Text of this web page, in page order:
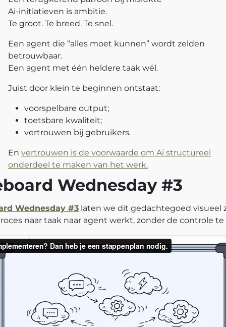
Ai‑initiatieven is ambitie.
Te groot. Te breed. Te snel.
Een agent die “alles moet kunnen” wordt zelden
betrouwbaar.
Een agent met één heldere taak wél.
Juist door klein te beginnen ontstaat:
voorspelbare output;
toetsbare kwaliteit;
vertrouwen bij gebruikers.
En vertrouwen is de voorwaarde om Ai structureel
onderdeel te maken van het werk.
Wednesday #3
Wednesday #3 laten we dit gedachtegoed visueel
naar taak naar agent werkt, zonder de controle te